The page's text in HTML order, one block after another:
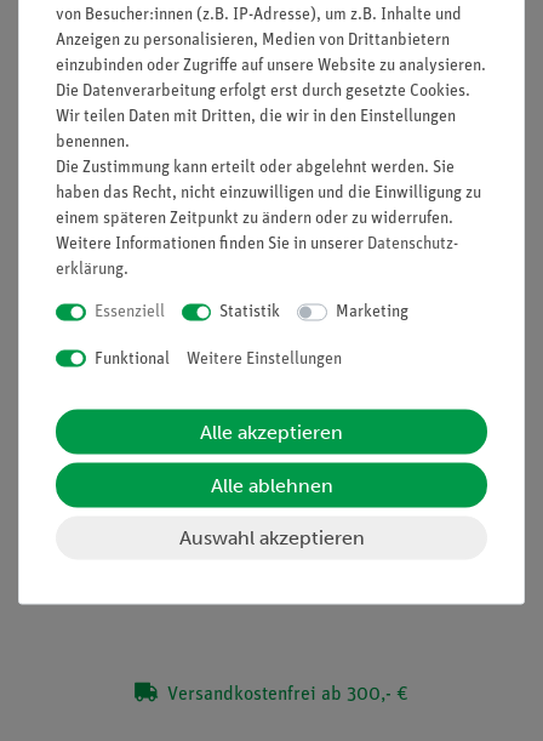
so eine große Bedeutung als Filtrierer des Wassers.
Vorteile
Versuch ist Teil einer Komplettlösung mit insgesamt 50
Versuchen für alle Mikroskopanwendungen
Mit Schülerarbeitsblatt, das für alle Klassenstufen
geeignet ist
Mit detaillierten Lehrerinformationen, inkl.
Beispielmikroskopiebild
Besonders geignet bei knapper Zeitplanung, da
minimale Vorbereitungszeit
Mikroskopie notwendige Zubehör
unterrichtsbegleitenden Materialien
Lieferumfang
Versandkostenfrei ab 300,- €
von Besucher:innen (z.B. IP-Adresse), um z.B. Inhalte und
Anzeigen zu personalisieren, Medien von Drittanbietern
einzubinden oder Zugriffe auf unsere Website zu analysieren.
Die Datenverarbeitung erfolgt erst durch gesetzte Cookies.
Wir teilen Daten mit Dritten, die wir in den Einstellungen
benennen.
Die Zustimmung kann erteilt oder abgelehnt werden. Sie
haben das Recht, nicht einzuwilligen und die Einwilligung zu
einem späteren Zeitpunkt zu ändern oder zu widerrufen.
Weitere Informationen finden Sie in unserer Daten­schutz­
erklärung.
Essenziell Statistik Marketing
Funktional Weitere Einstellungen
Alle akzeptieren
Alle ablehnen
Auswahl akzeptieren